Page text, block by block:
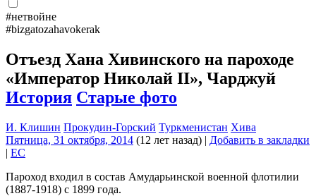
#нетвойне
#bizgatozahavokerak
Отъезд Хана Хивинского на пароходе
«Император Николай II», Чарджуй
История Старые фото
И. Клишин Прокудин-Горский Туркменистан Хива
Пятница, 31 октября, 2014 (12 лет назад) | Добавить в закладки
| EC
Пароход входил в состав Амударьинской военной флотилии
(1887-1918) с 1899 года.